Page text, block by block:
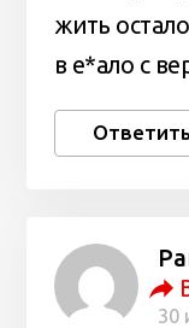
жить
в е*ало с
Ответить
30